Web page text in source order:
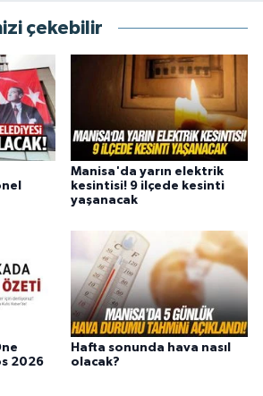
çekebilir
Manisa'da yarın elektrik
kesintisi! 9 ilçede kesinti
yaşanacak
2026
Hafta sonunda hava nasıl
olacak?